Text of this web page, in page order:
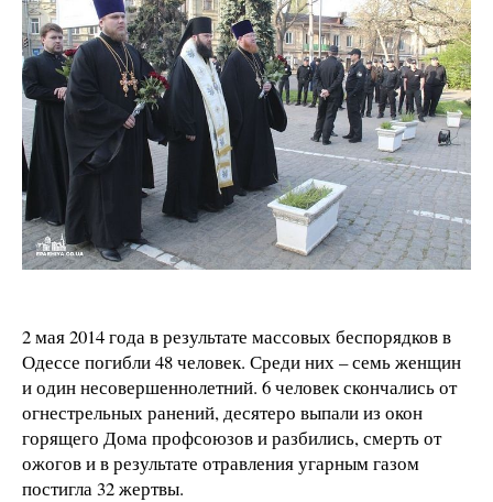
2 мая 2014 года в результате массовых беспорядков в
Одессе погибли 48 человек. Среди них – семь женщин
и один несовершеннолетний. 6 человек скончались от
огнестрельных ранений, десятеро выпали из окон
горящего Дома профсоюзов и разбились, смерть от
ожогов и в результате отравления угарным газом
постигла 32 жертвы.